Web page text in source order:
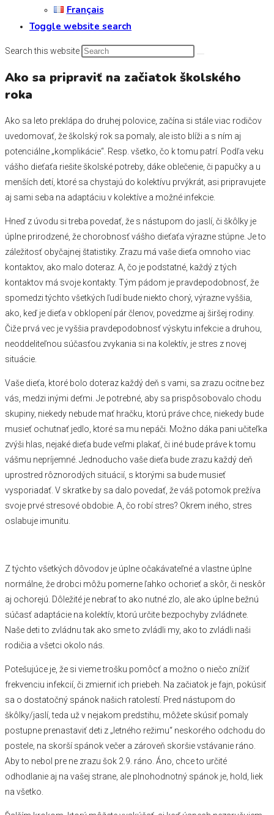
Français
Toggle website search
Search this website
Ako sa pripraviť na začiatok školského
roka
Ako sa leto preklápa do druhej polovice, začína si stále viac rodičov
uvedomovať, že školský rok sa pomaly, ale isto blíži a s ním aj
potenciálne „komplikácie“. Resp. všetko, čo k tomu patrí. Podľa veku
vášho dieťaťa riešite školské potreby, dáke oblečenie, či papučky a u
menších detí, ktoré sa chystajú do kolektívu prvýkrát, asi pripravujete
aj sami seba na adaptáciu v kolektíve a možné infekcie.
Hneď z úvodu si treba povedať, že s nástupom do jaslí, či škôlky je
úplne prirodzené, že chorobnosť vášho dieťaťa výrazne stúpne. Je to
záležitosť obyčajnej štatistiky. Zrazu má vaše dieťa omnoho viac
kontaktov, ako malo doteraz. A, čo je podstatné, každý z tých
kontaktov má svoje kontakty. Tým pádom je pravdepodobnosť, že
spomedzi týchto všetkých ľudí bude niekto chorý, výrazne vyššia,
ako, keď je dieťa v obklopení pár členov, povedzme aj širšej rodiny.
Čiže prvá vec je vyššia pravdepodobnosť výskytu infekcie a druhou,
neoddeliteľnou súčasťou zvykania si na kolektív, je stres z novej
situácie.
Vaše dieťa, ktoré bolo doteraz každý deň s vami, sa zrazu ocitne bez
vás, medzi inými deťmi. Je potrebné, aby sa prispôsobovalo chodu
skupiny, niekedy nebude mať hračku, ktorú práve chce, niekedy bude
musieť ochutnať jedlo, ktoré sa mu nepáči. Možno dáka pani učiteľka
zvýši hlas, nejaké dieťa bude veľmi plakať, či iné bude práve k tomu
vášmu nepríjemné. Jednoducho vaše dieťa bude zrazu každý deň
uprostred rôznorodých situácií, s ktorými sa bude musieť
vysporiadať. V skratke by sa dalo povedať, že váš potomok prežíva
svoje prvé stresové obdobie. A, čo robí stres? Okrem iného, stres
oslabuje imunitu.
Z týchto všetkých dôvodov je úplne očakávateľné a vlastne úplne
normálne, že drobci môžu pomerne ľahko ochorieť a skôr, či neskôr
aj ochorejú. Dôležité je nebrať to ako nutné zlo, ale ako úplne bežnú
súčasť adaptácie na kolektív, ktorú určite bezpochyby zvládnete.
Naše deti to zvládnu tak ako sme to zvládli my, ako to zvládli naši
rodičia a všetci okolo nás.
Potešujúce je, že si vieme trošku pomôcť a možno o niečo znížiť
frekvenciu infekcií, či zmierniť ich priebeh. Na začiatok je fajn, pokúsiť
sa o dostatočný spánok našich ratolestí. Pred nástupom do
škôlky/jaslí, teda už v nejakom predstihu, môžete skúsiť pomaly
postupne prenastaviť deti z „letného režimu“ neskorého odchodu do
postele, na skorší spánok večer a zároveň skoršie vstávanie ráno.
Aby to nebol pre ne zrazu šok 2.9. ráno. Áno, chce to určité
odhodlanie aj na vašej strane, ale plnohodnotný spánok je, hold, liek
na všetko.